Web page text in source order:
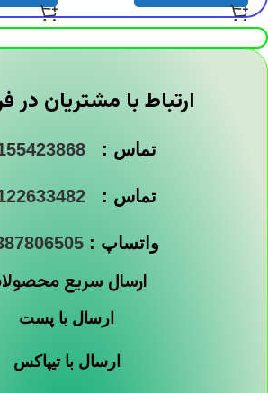
ارتباط با مشتریان در
تماس :
تماس :
واتساپ :
ارسال سریع
ارسال با پست
ارسال با تیپاکس